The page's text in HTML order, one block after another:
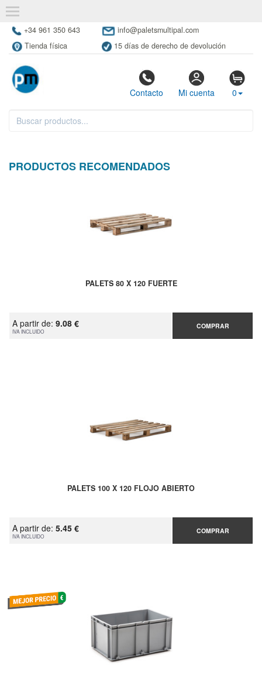
+34 961 350 643
info@paletsmultipal.com
Tienda física
15 días de derecho de devolución
Contacto Mi cuenta 0
PRODUCTOS RECOMENDADOS
PALETS 80 X 120 FUERTE
A partir de: 9.08 €
IVA INCLUIDO
COMPRAR
PALETS 100 X 120 FLOJO ABIERTO
A partir de: 5.45 €
IVA INCLUIDO
COMPRAR